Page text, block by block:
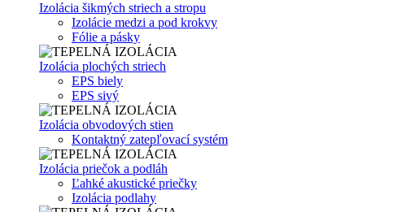
Izolácia šikmých striech a stropu
Izolácie medzi a pod krokvy
Fólie a pásky
Izolácia plochých striech
EPS biely
EPS sivý
Izolácia obvodových stien
Kontaktný zatepľovací systém
Izolácia priečok a podláh
Ľahké akustické priečky
Izolácia podlahy